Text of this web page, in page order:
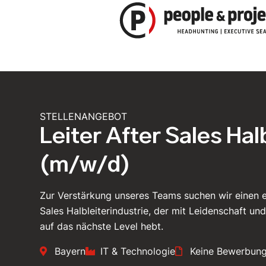
STELLENANGEBOT
Leiter After Sales
(m/w/d)
Zur Verstärkung unseres Teams suchen wir
Sales Halbleiterindustrie, der mit Leidenschaft
auf das nächste Level hebt.
Bayern IT & Technologie Keine